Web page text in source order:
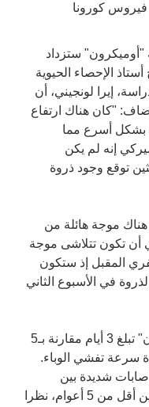
فيروس كورونا
"أوميكرون" ستزداد
الإحصاء الحيوية
إيرا لونجيني، أن
"كان هناك ارتفاع
بشكل أسرع مما
إنه لم يكن
توقع وجود ذروة
هناك موجة هائلة من
أن تكون تتلاشى موجة
المقبل إذ ستكون
في الأسبوع الثاني
ولفت إلى أن فترة حضانة "أوميكرون" تبلغ 3 أيام مقارنة بـ5
سرعة تفشي الوباء.
شديدة بين
الأطفال الصغار خاصة بين أولئك الذين أقل من 5 أعوام، نظرا